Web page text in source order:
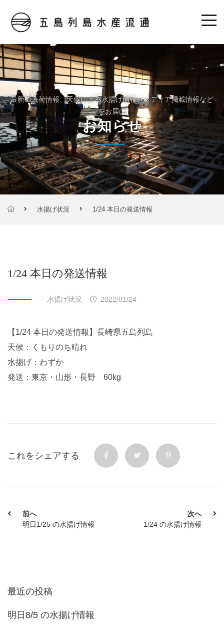
最新の入荷情報、天候による水揚げ情報、メディア掲載情報など
をお届け
お知らせ
水揚げ状況 1/24 本日の発送情報
1/24 本日の発送情報
水揚げ状況 2022/01/24
【1/24 本日の発送情報】長崎県五島列島
天候：くもりのち晴れ
水揚げ：わずか
発送：東京・山形・長野 60kg
これをシェアする
前へ
明日1/25 の水揚げ情報
次へ
1/24 の水揚げ情報
最近の投稿
明日8/5 の水揚げ情報